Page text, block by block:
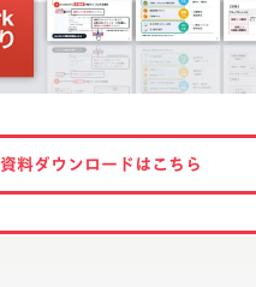
資料ダウンロードはこちら